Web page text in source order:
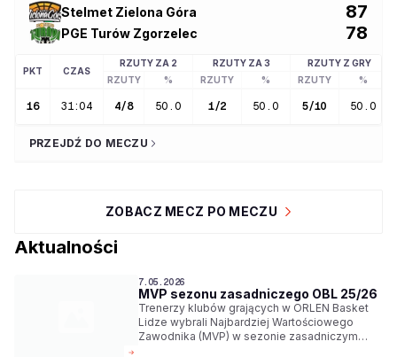
Stelmet Zielona Góra 87
PGE Turów Zgorzelec 78
PKT CZAS
RZUTY ZA 2 RZUTY ZA 3
RZUTY Z GRY
RZUTY
% RZUTY % RZUTY %
16 31:04 4/8 50.0 1/2 50.0 5/10 50.0
PRZEJDŹ DO MECZU
ZOBACZ MECZ PO MECZU
Aktualności
7.05.2026
MVP sezonu zasadniczego OBL 25/26
Trenerzy klubów grających w ORLEN Basket
Lidze wybrali Najbardziej Wartościowego
Zawodnika (MVP) w sezonie zasadniczym